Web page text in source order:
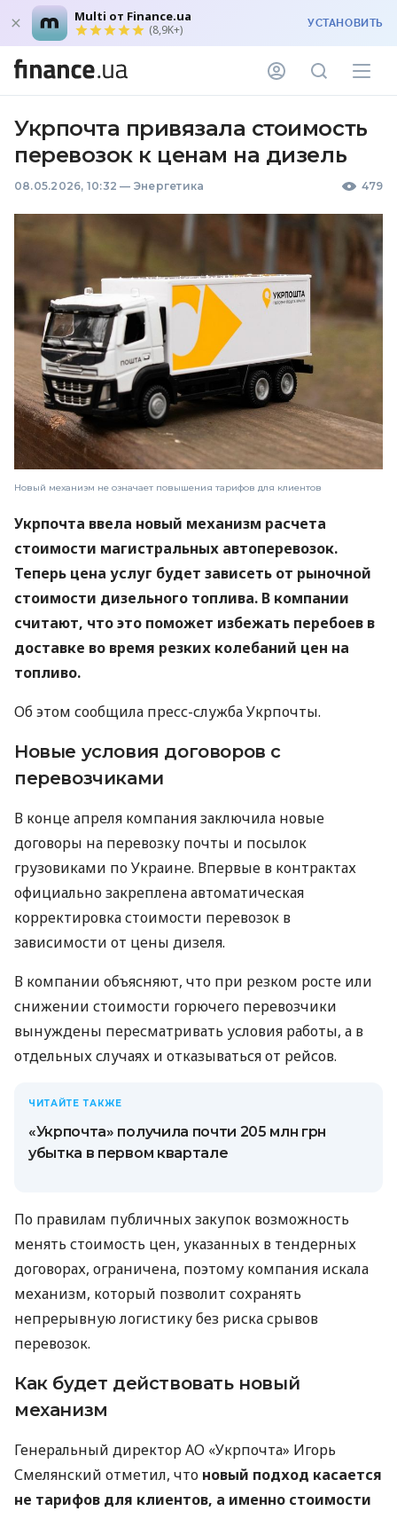
Multi от Finance.ua
(8,9K+) УСТАНОВИТЬ
Укрпочта привязала стоимость
перевозок к ценам на дизель
08.05.2026, 10:32 — Энергетика 479
Новый механизм не означает повышения тарифов для клиентов
Укрпочта ввела новый механизм расчета
стоимости магистральных автоперевозок.
Теперь цена услуг будет зависеть от рыночной
стоимости дизельного топлива. В компании
считают, что это поможет избежать перебоев в
доставке во время резких колебаний цен на
топливо.
Об этом сообщила пресс-служба Укрпочты.
Новые условия договоров с
перевозчиками
В конце апреля компания заключила новые
договоры на перевозку почты и посылок
грузовиками по Украине. Впервые в контрактах
официально закреплена автоматическая
корректировка стоимости перевозок в
зависимости от цены дизеля.
В компании объясняют, что при резком росте или
снижении стоимости горючего перевозчики
вынуждены пересматривать условия работы, а в
отдельных случаях и отказываться от рейсов.
ЧИТАЙТЕ ТАКЖЕ
«Укрпочта» получила почти 205 млн грн
убытка в первом квартале
По правилам публичных закупок возможность
менять стоимость цен, указанных в тендерных
договорах, ограничена, поэтому компания искала
механизм, который позволит сохранять
непрерывную логистику без риска срывов
перевозок.
Как будет действовать новый
механизм
Генеральный директор АО «Укрпочта» Игорь
Смелянский отметил, что новый подход касается
не тарифов для клиентов, а именно стоимости